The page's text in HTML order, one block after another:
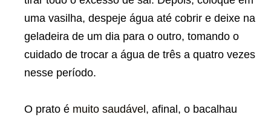
uma vasilha, despeje água até cobrir e deixe na
geladeira de um dia para o outro, tomando o
cuidado de trocar a água de três a quatro vezes
nesse período.
O prato é muito saudável, afinal, o bacalhau